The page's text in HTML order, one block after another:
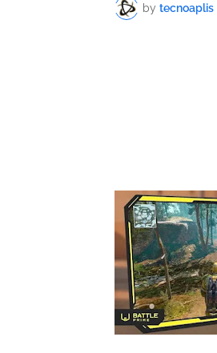
by tecnoaplis